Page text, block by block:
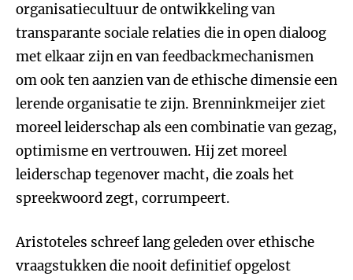
organisatiecultuur de ontwikkeling van
transparante sociale relaties die in open dialoog
met elkaar zijn en van feedbackmechanismen
om ook ten aanzien van de ethische dimensie een
lerende organisatie te zijn. Brenninkmeijer ziet
moreel leiderschap als een combinatie van gezag,
optimisme en vertrouwen. Hij zet moreel
leiderschap tegenover macht, die zoals het
spreekwoord zegt, corrumpeert.
Aristoteles schreef lang geleden over ethische
vraagstukken die nooit definitief opgelost